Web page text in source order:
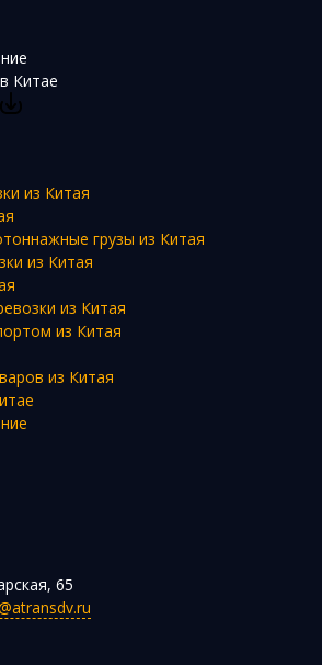
Китае
из Китая
грузы из Китая
из Китая
из Китая
из Китая
из Китая
65